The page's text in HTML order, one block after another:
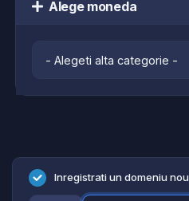
Alege moneda
Inregistrati un domeniu nou